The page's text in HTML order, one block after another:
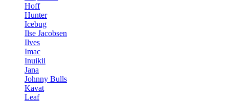
Hoff
Hunter
Icebug
Ilse Jacobsen
Ilves
Imac
Inuikii
Jana
Johnny Bulls
Kavat
Leaf